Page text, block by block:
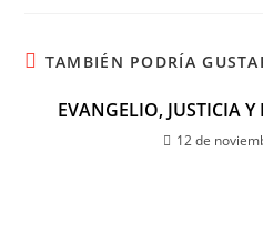
TAMBIÉN PODRÍA
EVANGELIO, JUSTICIA Y
12 de